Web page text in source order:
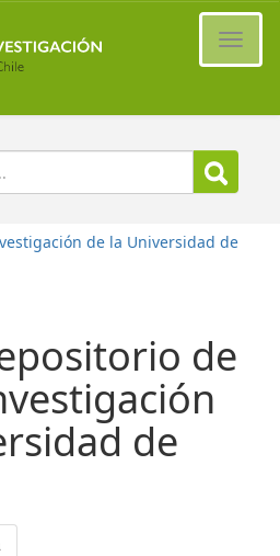
de la Universidad de
de
de